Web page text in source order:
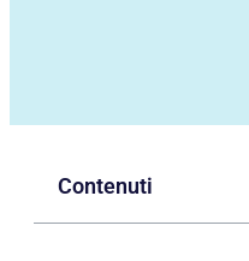
Contenuti